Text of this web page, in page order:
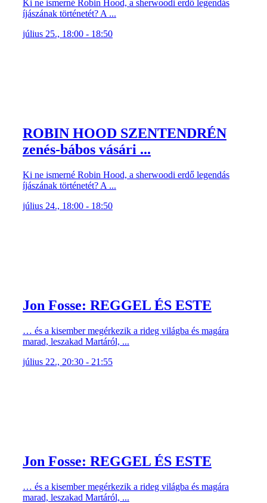
Ki ne ismerné Robin Hood, a sherwoodi erdő legendás
íjászának történetét? A ...
július 25., 18:00 - 18:50
ROBIN HOOD SZENTENDRÉN
zenés-bábos vásári ...
Ki ne ismerné Robin Hood, a sherwoodi erdő legendás
íjászának történetét? A ...
július 24., 18:00 - 18:50
Jon Fosse: REGGEL ÉS ESTE
… és a kisember megérkezik a rideg világba és magára
marad, leszakad Martáról, ...
július 22., 20:30 - 21:55
Jon Fosse: REGGEL ÉS ESTE
… és a kisember megérkezik a rideg világba és magára
marad, leszakad Martáról, ...